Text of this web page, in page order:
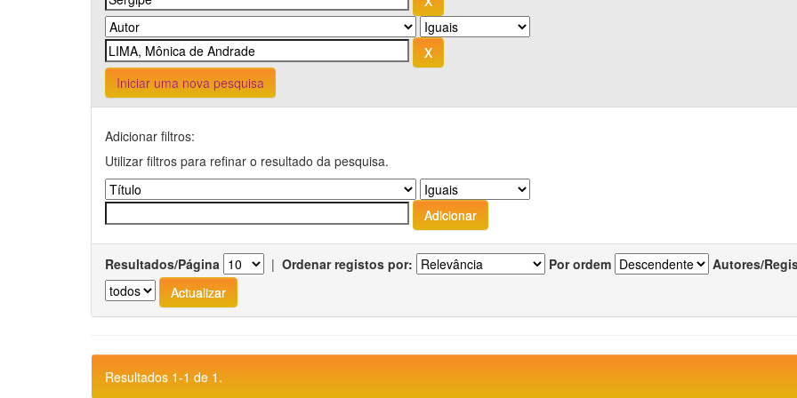
Iniciar uma nova pesquisa
Adicionar filtros:
Utilizar filtros para refinar o resultado da pesquisa.
Resultados/Página | Ordenar registos por: Por ordem Autores/
Resultados 1-1 de 1.